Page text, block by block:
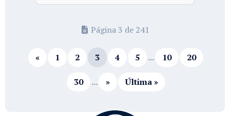
Página 3 de 241
« 1 2 3 4 5 ... 10 20
30 ... » Última »